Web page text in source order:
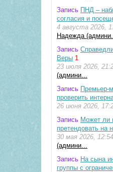
Запись ПНД –
согласия и
4 августа 2026,
Надежда
Запись
Веры 1
23 июля 2026,
(админи...
Запись Премьер-
проверить
26 июня 2026,
Запись Может ли
претендовать на
30 мая 2026, 12:54
(админи...
Запись На сына
группы с